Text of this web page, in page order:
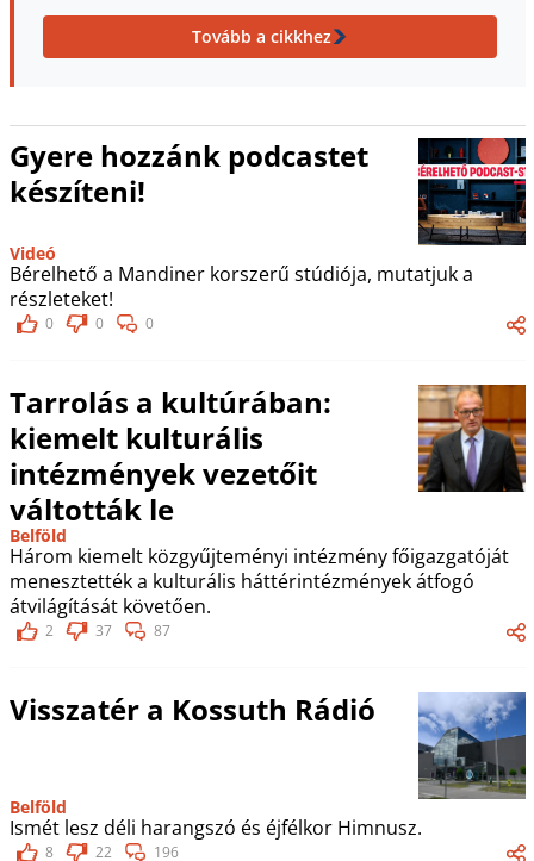
Tovább a cikkhez
Gyere hozzánk podcastet
készíteni!
Videó
Bérelhető a Mandiner korszerű stúdiója, mutatjuk a
részleteket!
0 0 0
Tarrolás a kultúrában:
kiemelt kulturális
intézmények vezetőit
váltották le
Belföld
Három kiemelt közgyűjteményi intézmény főigazgatóját
menesztették a kulturális háttérintézmények átfogó
átvilágítását követően.
2 37 87
Visszatér a Kossuth Rádió
Belföld
Ismét lesz déli harangszó és éjfélkor Himnusz.
8 22 196